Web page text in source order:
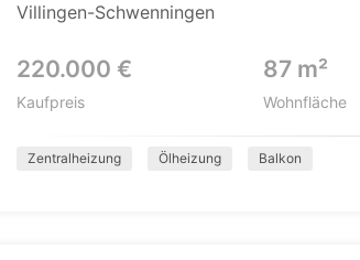
Villingen-Schwenningen
220.000 €
Kaufpreis
87 m²
Wohnfläche
Zentralheizung Ölheizung Balkon